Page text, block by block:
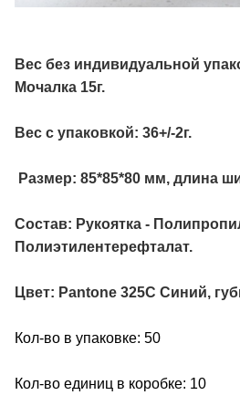
Вес без индивидуальной
Мочалка 15г.
Вес с упаковкой: 36+/-2г.
Размер: 85*85*80 мм, длина
Состав: Рукоятка -
Полиэтилентерефталат.
Цвет: Pantone 325C Синий,
Кол-во в упаковке: 50
Кол-во единиц в коробке: 10